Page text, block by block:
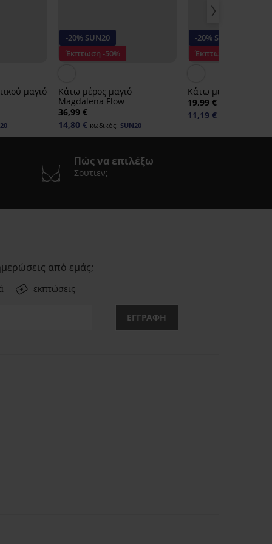
μαγιό
-20% SUN20
Έκπτωση -50%
Κάτω μέρος μαγιό
Magdalena Flow
36,99 €
14,80 € κωδικός: SUN20
-20% SUN20
Έκπτωση -30%
Κάτω μέρος μαγιό
19,99 €
11,19 €
Πώς να επιλέξω
Σουτιεν;
από εμάς;
εκπτώσεις
ΕΓΓΡΑΦΗ